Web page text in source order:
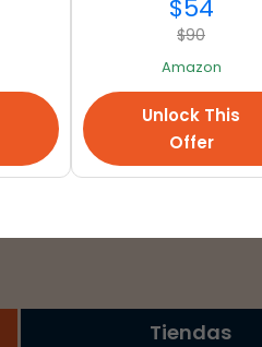
Frenesí de Black Friday,
compras en
Amazon, eBay,
y Walmart
Tiendas
$54
$90
Amazon
Unlock This
Offer